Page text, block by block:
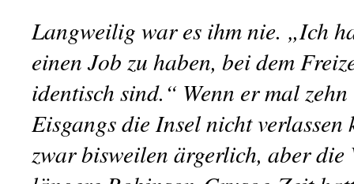
Langweilig war es ihm nie. „Ich
einen Job zu haben, bei dem
identisch sind.“ Wenn er mal zehn
Eisgangs die Insel nicht verlassen
zwar bisweilen ärgerlich, aber die